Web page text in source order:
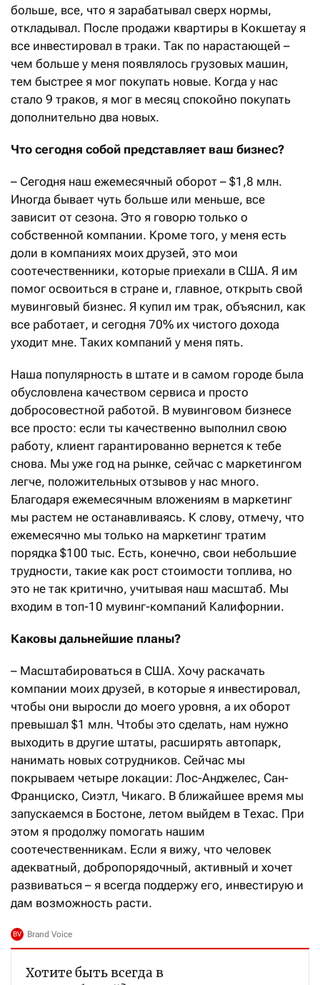
больше, все, что я зарабатывал сверх нормы,
откладывал. После продажи квартиры в Кокшетау я
все инвестировал в траки. Так по нарастающей –
чем больше у меня появлялось грузовых машин,
тем быстрее я мог покупать новые. Когда у нас
стало 9 траков, я мог в месяц спокойно покупать
дополнительно два новых.
Что сегодня собой представляет ваш бизнес?
– Сегодня наш ежемесячный оборот – $1,8 млн.
Иногда бывает чуть больше или меньше, все
зависит от сезона. Это я говорю только о
собственной компании. Кроме того, у меня есть
доли в компаниях моих друзей, это мои
соотечественники, которые приехали в США. Я им
помог освоиться в стране и, главное, открыть свой
мувинговый бизнес. Я купил им трак, объяснил, как
все работает, и сегодня 70% их чистого дохода
уходит мне. Таких компаний у меня пять.
Наша популярность в штате и в самом городе была
обусловлена качеством сервиса и просто
добросовестной работой. В мувинговом бизнесе
все просто: если ты качественно выполнил свою
работу, клиент гарантированно вернется к тебе
снова. Мы уже год на рынке, сейчас с маркетингом
легче, положительных отзывов у нас много.
Благодаря ежемесячным вложениям в маркетинг
мы растем не останавливаясь. К слову, отмечу, что
ежемесячно мы только на маркетинг тратим
порядка $100 тыс. Есть, конечно, свои небольшие
трудности, такие как рост стоимости топлива, но
это не так критично, учитывая наш масштаб. Мы
входим в топ-10 мувинг-компаний Калифорнии.
Каковы дальнейшие планы?
– Масштабироваться в США. Хочу раскачать
компании моих друзей, в которые я инвестировал,
чтобы они выросли до моего уровня, а их оборот
превышал $1 млн. Чтобы это сделать, нам нужно
выходить в другие штаты, расширять автопарк,
нанимать новых сотрудников. Сейчас мы
покрываем четыре локации: Лос-Анджелес, Сан-
Франциско, Сиэтл, Чикаго. В ближайшее время мы
запускаемся в Бостоне, летом выйдем в Техас. При
этом я продолжу помогать нашим
соотечественникам. Если я вижу, что человек
адекватный, добропорядочный, активный и хочет
развиваться – я всегда поддержу его, инвестирую и
дам возможность расти.
Хотите быть всегда в